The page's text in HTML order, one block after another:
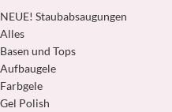
NEUE! Staubabsaugungen
Alles
Basen und Tops
Aufbaugele
Farbgele
Gel Polish